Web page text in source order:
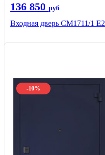
136 850 руб
Входная дверь CМ1711/1 Е2
-10%